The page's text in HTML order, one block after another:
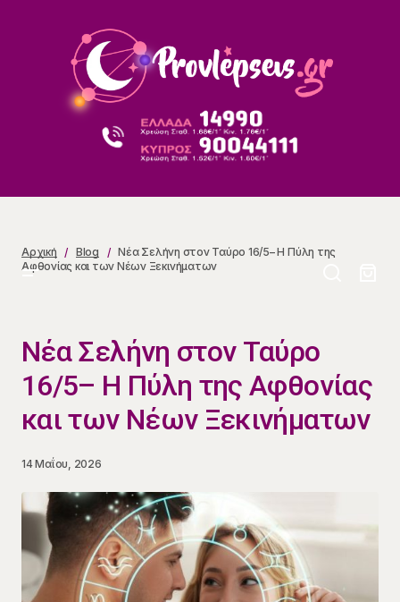
Αρχική Blog
Νέα Σελήνη στον Ταύρο 16/5– Η Πύλη της
Αφθονίας και των Νέων Ξεκινήματων
Νέα Σελήνη στον Ταύρο
16/5– Η Πύλη της Αφθονίας
και των Νέων Ξεκινήματων
14 Μαΐου, 2026